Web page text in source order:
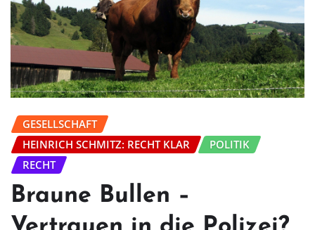
GESELLSCHAFT
HEINRICH SCHMITZ: RECHT KLAR
POLITIK
RECHT
Braune Bullen –